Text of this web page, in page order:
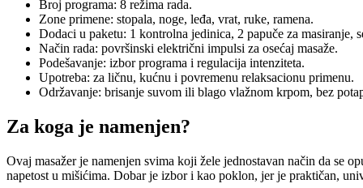
Broj programa: 8 režima rada.
Zone primene: stopala, noge, leđa, vrat, ruke, ramena.
Dodaci u paketu: 1 kontrolna jedinica, 2 papuče za masiranje,
Način rada: površinski električni impulsi za osećaj masaže.
Podešavanje: izbor programa i regulacija intenziteta.
Upotreba: za ličnu, kućnu i povremenu relaksacionu primenu.
Održavanje: brisanje suvom ili blago vlažnom krpom, bez
Za koga je namenjen?
Ovaj masažer je namenjen svima koji žele jednostavan način da se
napetost u mišićima. Dobar je izbor i kao poklon, jer je praktičan,